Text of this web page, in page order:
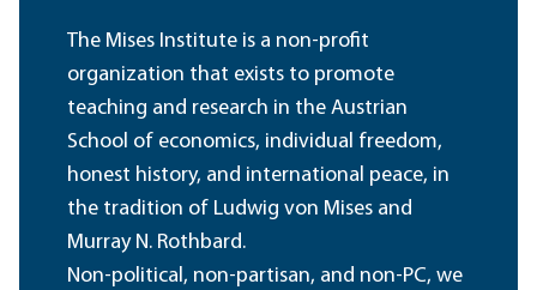
The Mises Institute is a non-profit
organization that exists to promote
teaching and research in the Austrian
School of economics, individual freedom,
honest history, and international peace, in
the tradition of Ludwig von Mises and
Murray N. Rothbard.
Non-political, non-partisan, and non-PC, we